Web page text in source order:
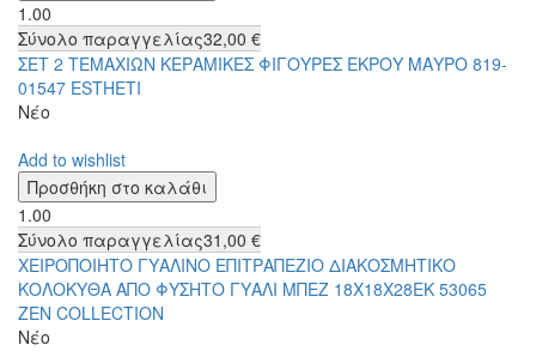
1.00
Σύνολο παραγγελίας32,00 €
ΣΕΤ 2 ΤΕΜΑΧΙΩΝ ΚΕΡΑΜΙΚΕΣ ΦΙΓΟΥΡΕΣ ΕΚΡΟΥ ΜΑΥΡΟ 819-
01547 ESTHETI
Νέο
Add to wishlist
1.00
Σύνολο παραγγελίας31,00 €
ΧΕΙΡΟΠΟΙΗΤΟ ΓΥΑΛΙΝΟ ΕΠΙΤΡΑΠΕΖΙΟ ΔΙΑΚΟΣΜΗΤΙΚΟ
ΚΟΛΟΚΥΘΑ ΑΠΟ ΦΥΣΗΤΟ ΓΥΑΛΙ ΜΠΕΖ 18Χ18Χ28ΕΚ 53065
ZEN COLLECTION
Νέο